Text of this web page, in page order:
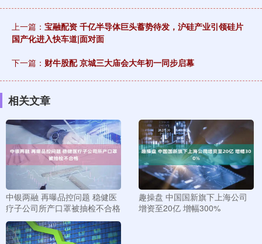
上一篇： 宝融配资 千亿半导体巨头蓄势待发，沪硅产业引领硅片
国产化进入快车道|面对面
下一篇： 财牛股配 京城三大庙会大年初一同步启幕
相关文章
中银两融 再曝品控问题 稳健医
疗子公司所产口罩被抽检不合格
趣操盘 中国国新旗下上海公司
增资至20亿 增幅300%